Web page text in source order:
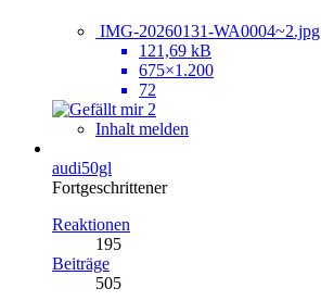
IMG-20260131-WA0004~2.jpg
121,69 kB
675×1.200
72
2
Inhalt melden
audi50gl
Fortgeschrittener
Reaktionen
195
Beiträge
505